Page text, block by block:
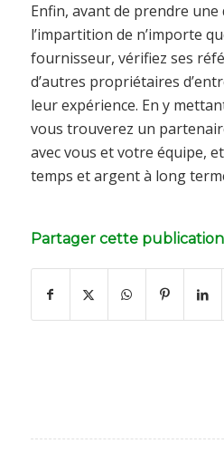
Enfin, avant de prendre une
l’impartition de n’importe
fournisseur, vérifiez ses
d’autres propriétaires
leur expérience. En y
vous trouverez un
avec vous et votre équipe,
temps et argent à long
Partager cette publication